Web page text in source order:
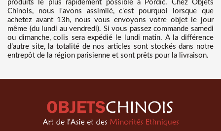
produits le plus rapidement possible à Pordic. Chez Objets
Chinois, nous l'avons assimilé, c'est pourquoi lorsque que
achetez avant 13h, nous vous envoyons votre objet le jour
même (du lundi au vendredi). Si vous passez commande samedi
ou dimanche, colis sera expédié le lundi matin. A la différence
d’autre site, la totalité de nos articles sont stockés dans notre
entrepôt de la région parisienne et sont prêts pour la livraison.